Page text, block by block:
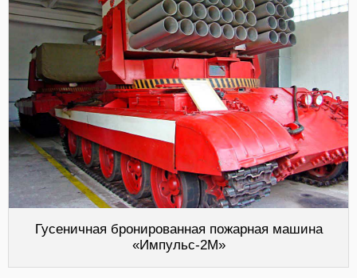
Гусеничная бронированная пожарная машина
«Импульс-2М»